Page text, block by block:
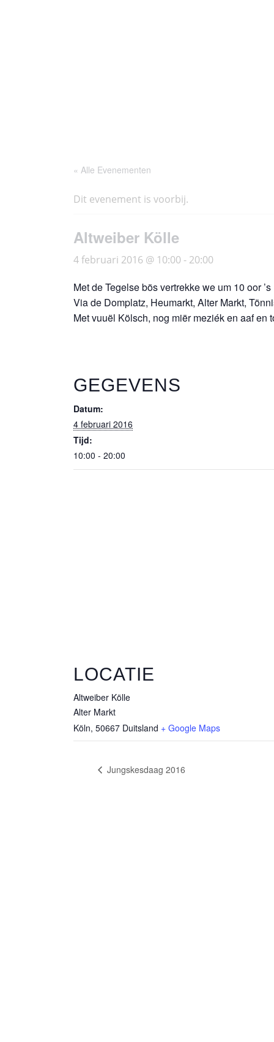
« Alle Evenementen
Dit evenement is voorbij.
Altweiber Kölle
4 februari 2016 @ 10:00 - 20:00
Met de Tegelse bös vertrekke we um 10 oor
Via de Domplatz, Heumarkt, Alter Markt,
Met vuuël Kölsch, nog miër meziék en aaf en
GEGEVENS
Datum:
4 februari 2016
Tijd:
10:00 - 20:00
LOCATIE
Altweiber Kölle
Alter Markt
Köln, 50667 Duitsland + Google Maps
Jungskesdaag 2016